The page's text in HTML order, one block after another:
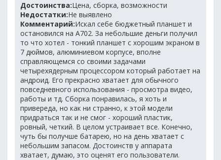
Достоинства:Цена, сборка, возможности
Недостатки:Не выявлено
Комментарий:Искал себе бюджетный планшет и
остановился на А702. За небольшие деньги получил
то что хотел - тонкий планшет с хорошим экраном в
7 дюймов, алюминиевом корпусе, вполне
справляющемся со своими задачами
четырехядерным процессором который работает на
андроид. Его прекрасно хватает для обычного
повседневного использования - просмотра видео,
работы и тд. Сборка понравилась, я хоть и
привереда, но как ни странно, к этой модели
придраться так и не смог - хороший пластик,
ровный, четкий. В целом устраивает все. Конечно,
чуть бы получше батарею, но на день хватает с
небольшим запасом. Достоинств у аппарата
хватает, думаю, это оценят его пользователи.